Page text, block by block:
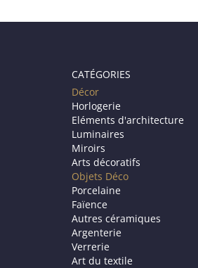
CATÉGORIES
Décor
Horlogerie
Eléments d'architecture
Luminaires
Miroirs
Arts décoratifs
Objets Déco
Porcelaine
Faïence
Autres céramiques
Argenterie
Verrerie
Art du textile